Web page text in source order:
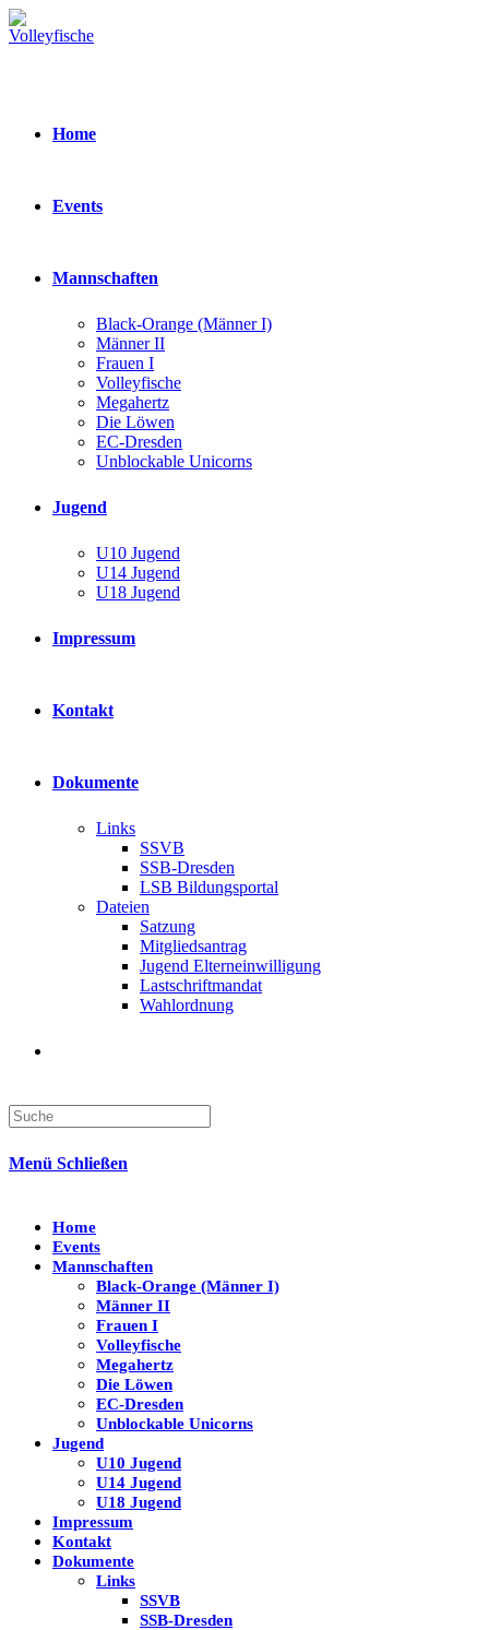
Zum
Inhalt
Home
Events
Mannschaften
Black-Orange (Männer I)
Männer II
Frauen I
Volleyfische
Megahertz
Die Löwen
EC-Dresden
Unblockable Unicorns
Jugend
U10 Jugend
U14 Jugend
U18 Jugend
Impressum
Kontakt
Dokumente
Links
SSVB
SSB-Dresden
LSB Bildungsportal
Dateien
Satzung
Mitgliedsantrag
Jugend Elterneinwilligung
Lastschriftmandat
Wahlordnung
Search
this
Menü Schließen
Home
Events
Mannschaften
Black-Orange (Männer I)
Männer II
Frauen I
Volleyfische
Megahertz
Die Löwen
EC-Dresden
Unblockable Unicorns
Jugend
U10 Jugend
U14 Jugend
U18 Jugend
Impressum
Kontakt
Dokumente
Links
SSVB
SSB-Dresden